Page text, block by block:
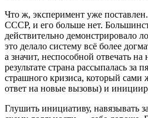
Что ж, эксперимент уже
СССР, и его больше нет.
действительно демонстрировало
это делало систему всё более
а значит, неспособной отвечать
результате страна рассыпалась за
страшного кризиса, который
ответ на новые вызовы) и
Глушить инициативу, навязывать